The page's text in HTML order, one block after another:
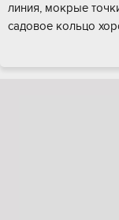
линия, мокрые
садовое кольцо